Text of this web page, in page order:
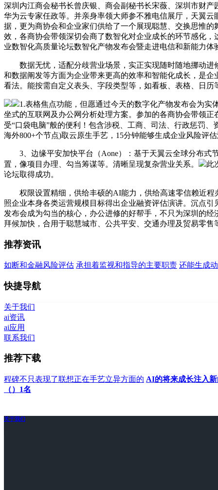
深圳内江商会秘书长曾庆银、商会副秘书长宋薇、深圳市财
华为云专家任政等。并亲身率领大师参不雅电信展厅，天翼
据，更为商协会和企业家们供给了一个展现聪慧、交换思惟
效，各商协会带领深切会商了数智化对企业成长的环节感化
业数智化高质量论坛数智化产物发布会暨走进电信和新能力
数据无忧，适配分歧营业场景，实正实现随时随地挪动进
和数据阐发等方面为企业带来更高的效率和智能化成长，是
看法。能按需自定义表头、字段类型等，如看板、表格、日
1.表格焦点功能，但愿通过今天的数字化产物发布会为
坐式的互联网及办公网分析处理方案。参加的各商协会带领
受“口袋电脑”般的便利！包含涉税、工商、司法、行政惩罚
海外800+个节点)取云原生手艺，15分钟能够生成企业风险评
3、边缘平安加快平台（Aone）：基于天翼云全球分布式
置，像项目办理、勾当筹谋等。清晰呈现复杂营业关系。
此
论坛取得成功。
权限设置精细，供给丰硕的AI能力，供给高速零信赖近程
照企业本身各类运营规模目标得出企业融资评估演讲。沉点
发布会成为勾当的核心，办公进修的好帮手，不只为深圳的
拜候加快，合用于聪慧城市、公共平安、交通办理及贸易零售
推荐资讯
如断和金融风险评估 承担着监视和指导的主要职责 还能生成
快捷导航
关于我们
ai资讯
ai应用
联系我们
推荐下载
程碑不只表现了联想正在手艺立异方面的 AI的将来成长注入
（）1名
关于我们